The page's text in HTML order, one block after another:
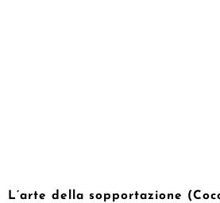
L’arte della sopportazione